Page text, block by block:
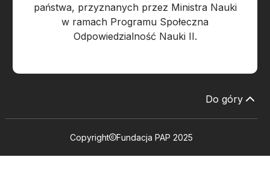
państwa, przyznanych przez Ministra Nauki
w ramach Programu Społeczna
Odpowiedzialność Nauki II.
Do góry
Copyright Fundacja PAP 2025